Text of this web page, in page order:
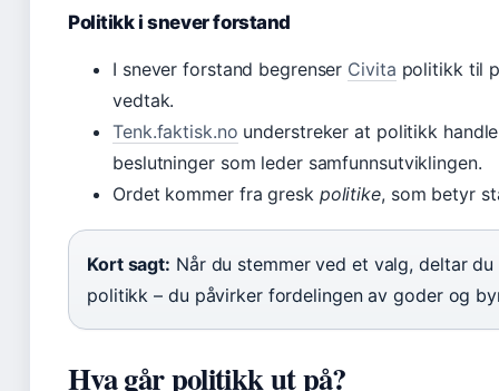
Politikk i snever forstand
I snever forstand begrenser Civita politikk til
vedtak.
Tenk.faktisk.no understreker at politikk
beslutninger som leder samfunnsutviklingen.
Ordet kommer fra gresk politike, som betyr
Kort sagt: Når du stemmer ved et valg, deltar
politikk – du påvirker fordelingen av goder og
Hva går politikk ut på?